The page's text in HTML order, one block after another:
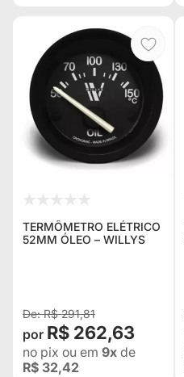
TERMÔMETRO ELÉTRICO
52MM ÓLEO – WILLYS
R$ 291,81
R$ 262,63
no pix ou em 9x de
R$ 32,42